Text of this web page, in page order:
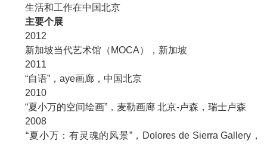
生活和工作在中国北京
主要个展
2012
新加坡当代艺术馆（MOCA），新加坡
2011
“自语”，aye画廊，中国北京
2010
“夏小万的空间绘画”，麦勒画廊 北京-卢森，瑞士卢森
2008
“夏小万：有灵魂的风景”，Dolores de Sierra Gallery，